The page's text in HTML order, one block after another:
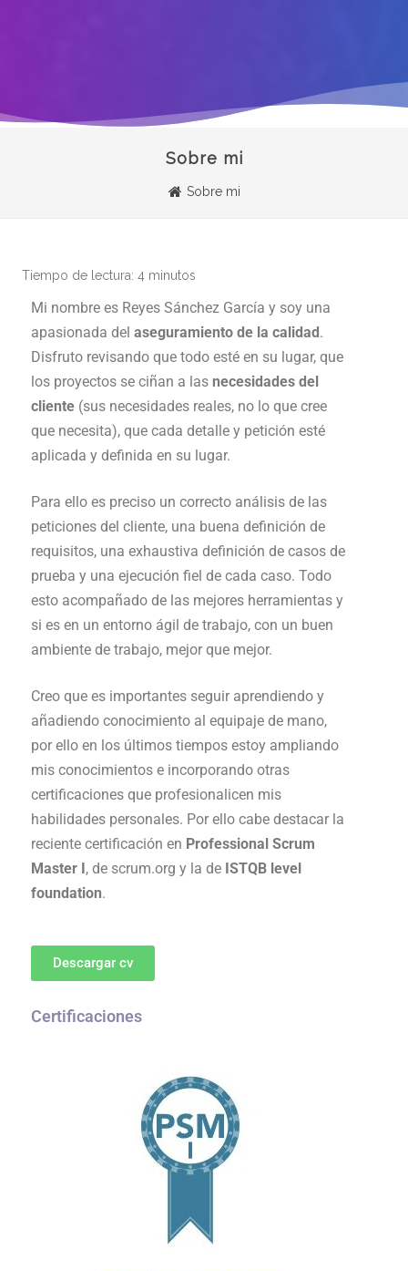
Sobre mi
Sobre mi
Tiempo de lectura: 4 minutos
Mi nombre es Reyes Sánchez García y soy una
apasionada del aseguramiento de la calidad.
Disfruto revisando que todo esté en su lugar, que
los proyectos se ciñan a las necesidades del
cliente (sus necesidades reales, no lo que cree
que necesita), que cada detalle y petición esté
aplicada y definida en su lugar.
Para ello es preciso un correcto análisis de las
peticiones del cliente, una buena definición de
requisitos, una exhaustiva definición de casos de
prueba y una ejecución fiel de cada caso. Todo
esto acompañado de las mejores herramientas y
si es en un entorno ágil de trabajo, con un buen
ambiente de trabajo, mejor que mejor.
Creo que es importantes seguir aprendiendo y
añadiendo conocimiento al equipaje de mano,
por ello en los últimos tiempos estoy ampliando
mis conocimientos e incorporando otras
certificaciones que profesionalicen mis
habilidades personales. Por ello cabe destacar la
reciente certificación en Professional Scrum
Master I, de scrum.org y la de ISTQB level
foundation.
Descargar cv
Certificaciones